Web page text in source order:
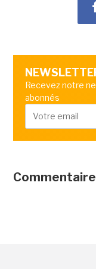
Recevez notre
abonnés
Commentaire